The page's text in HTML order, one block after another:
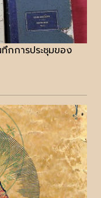
กการประชุมของ